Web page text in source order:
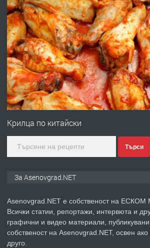
ПРЕДЛАГА
Професионална
за заведения и
ПРЕДЛАГА Дава под наем
ПРЕДЛАГА ремонт на покриви
Крилца по китайски
Търси
За Asenovgrad.NET
Asenovgrad.NET е собственост на
Всички статии, репортажи, интервюта и
графични и видео материали,
собственост на Asenovgrad.NET, освен
друго.